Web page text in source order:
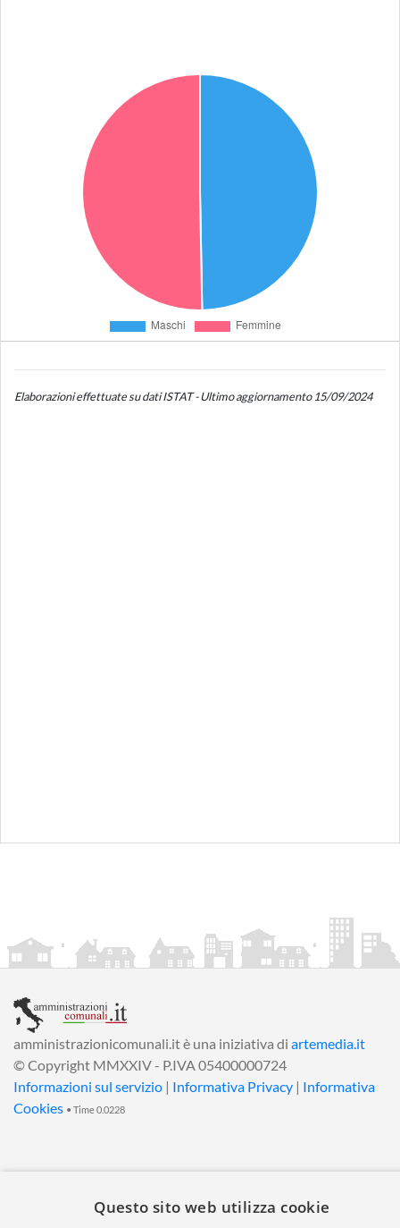
Elaborazioni effettuate su dati ISTAT - Ultimo aggiornamento 15/09/2024
amministrazionicomunali.it è una iniziativa di artemedia.it
© Copyright MMXXIV - P.IVA 05400000724
Informazioni sul servizio | Informativa Privacy | Informativa
Cookies • Time 0.0228
Questo sito web utilizza cookie